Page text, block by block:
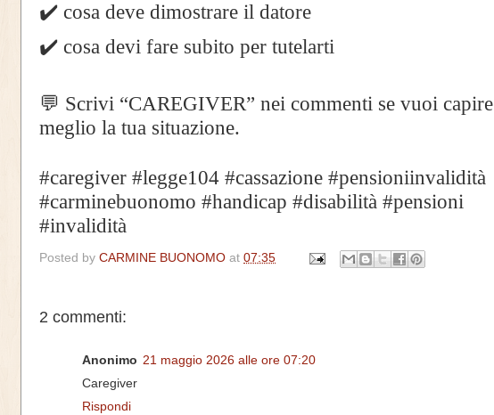
✔️ cosa deve dimostrare il datore
✔️ cosa devi fare subito per tutelarti
💬 Scrivi “CAREGIVER” nei commenti se vuoi capire
meglio la tua situazione.
#caregiver #legge104 #cassazione #pensioniinvalidità
#carminebuonomo #handicap #disabilità #pensioni
#invalidità
Posted by CARMINE BUONOMO at 07:35
2 commenti:
Anonimo 21 maggio 2026 alle ore 07:20
Caregiver
Rispondi